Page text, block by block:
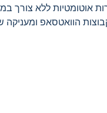
הוואטסאפ